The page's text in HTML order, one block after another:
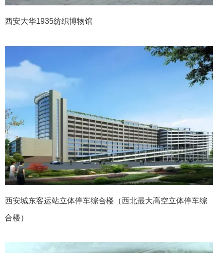
西安大华1935纺织博物馆
西安城东客运站立体停车综合楼（西北最大高空立体停车综
合楼）